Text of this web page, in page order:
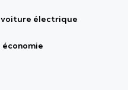
voiture électrique
économie